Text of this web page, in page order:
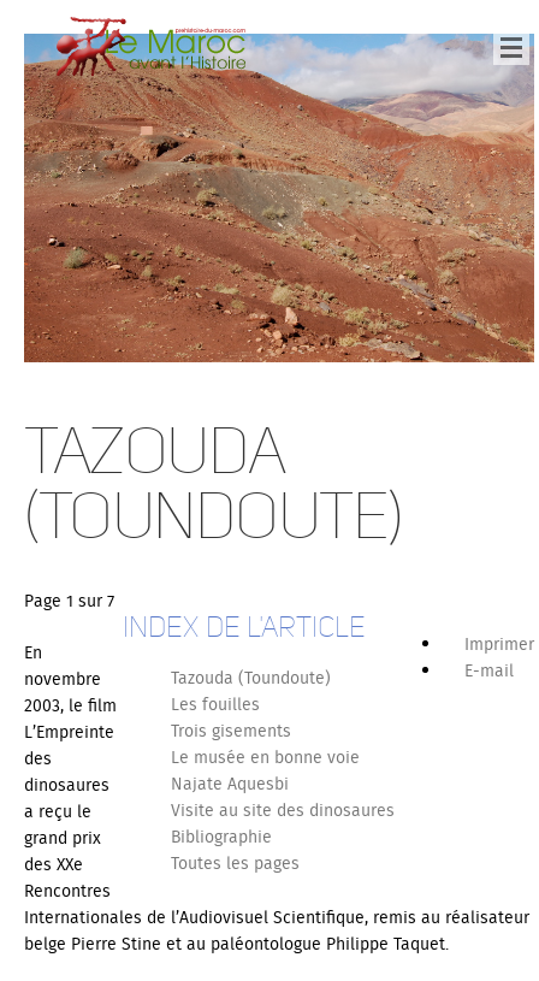
Tazouda
(Toundoute)
Imprimer
E-mail
Index de l'article
Tazouda (Toundoute)
Les fouilles
Trois gisements
Le musée en bonne voie
Najate Aquesbi
Visite au site des dinosaures
Bibliographie
Toutes les pages
Page 1 sur 7
En
novembre
2003, le film
L’Empreinte
des
dinosaures
a reçu le
grand prix
des XXe
Rencontres
Internationales de l’Audiovisuel Scientifique, remis au réalisateur
belge Pierre Stine et au paléontologue Philippe Taquet.